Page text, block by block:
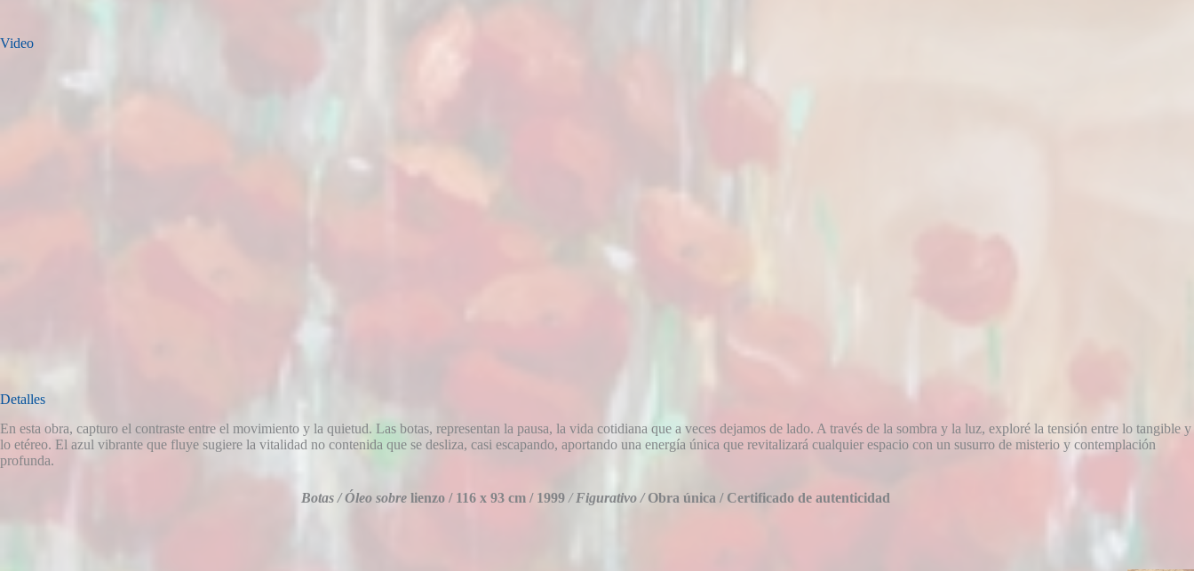
Video
Detalles
En esta obra, capturo el contraste entre el movimiento y la quietud. Las botas, representan la pausa, la vida cotidiana que a veces dejamos de lado. A través de la sombra y la luz, exploré la tensión entre lo tangible y
lo etéreo. El azul vibrante que fluye sugiere la vitalidad no contenida que se desliza, casi escapando, aportando una energía única que revitalizará cualquier espacio con un susurro de misterio y contemplación
profunda.
Botas /Óleo sobre lienzo / 116 x 93 cm / 1999/Figurativo /Obra única / Certificado de autenticidad